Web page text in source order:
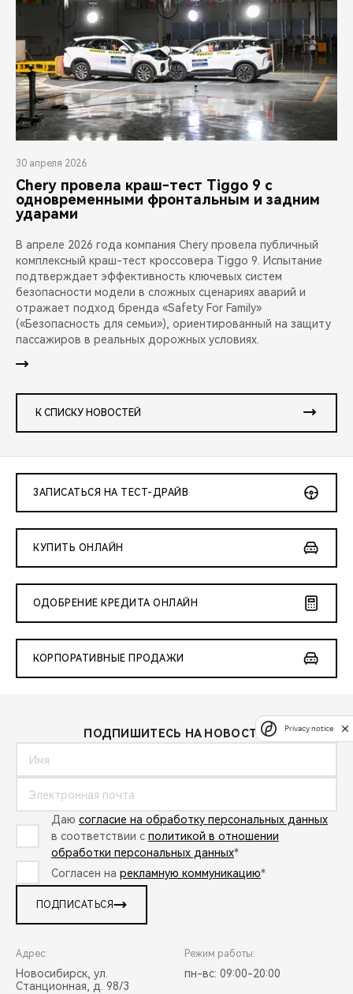
30 апреля 2026
Chery провела краш-тест Tiggo 9 с
одновременными фронтальным и задним
ударами
В апреле 2026 года компания Chery провела публичный
комплексный краш-тест кроссовера Tiggo 9. Испытание
подтверждает эффективность ключевых систем
безопасности модели в сложных сценариях аварий и
отражает подход бренда «Safety For Family»
(«Безопасность для семьи»), ориентированный на защиту
пассажиров в реальных дорожных условиях.
К СПИСКУ НОВОСТЕЙ
ЗАПИСАТЬСЯ НА ТЕСТ-ДРАЙВ
КУПИТЬ ОНЛАЙН
ОДОБРЕНИЕ КРЕДИТА ОНЛАЙН
КОРПОРАТИВНЫЕ ПРОДАЖИ
ПОДПИШИТЕСЬ НА НОВОСТИ:
Даю согласие на обработку персональных данных
в соответствии с политикой в отношении
обработки персональных данных*
Согласен на рекламную коммуникацию*
ПОДПИСАТЬСЯ
Адрес:
Новосибирск, ул.
Станционная, д. 98/3
Режим работы:
пн-вс: 09:00-20:00
Privacy notice